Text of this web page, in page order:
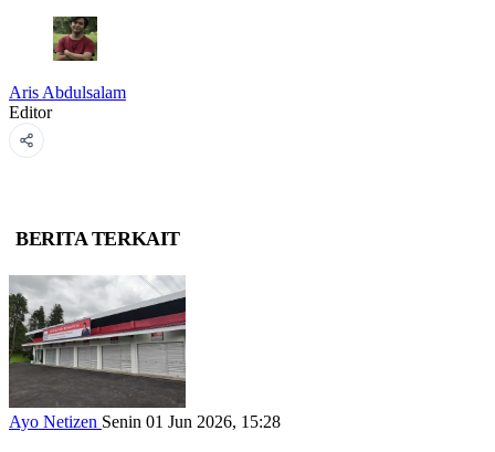
Aris Abdulsalam
Editor
BERITA TERKAIT
Ayo Netizen Senin 01 Jun 2026, 15:28